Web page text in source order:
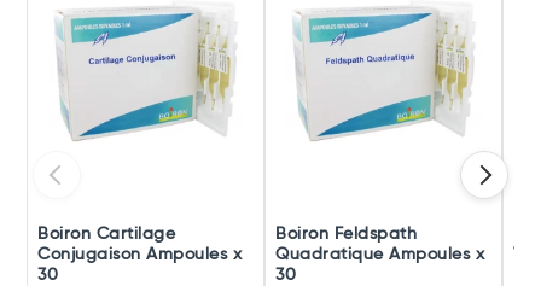
Boiron Cartilage
Conjugaison Ampoules x
30
Boiron Feldspath
Quadratique Ampoules x
30